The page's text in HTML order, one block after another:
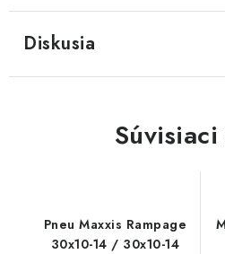
SEGWAY SNARLER AT6 AT5
Diskusia
Pneu Maxxis Rampage
30x10-14 / 30x10-14